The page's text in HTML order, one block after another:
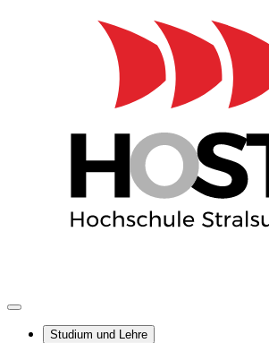
Studium und Lehre